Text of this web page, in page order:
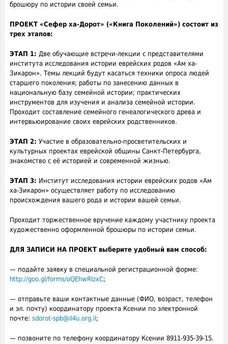
брошюру по истории своей семьи.
ПРОЕКТ «Сефер ха-Дорот» («Книга Поколений») состоит из
трех этапов:
ЭТАП 1: Две обучающие встречи-лекции с представителями
института исследования истории еврейских родов «Ам ха-
Зикарон». Темы лекций будут касаться техники опроса людей
старшего поколения; работы по занесению данных в
национальную базу семейной истории; практических
инструментов для изучения и анализа семейной истории.
Проходит составление семейного генеалогического древа и
интервьюирование своих еврейских родственников.
ЭТАП 2: Участие в образовательно-просветительских и
культурных проектах еврейской общины Санкт-Петербурга,
знакомство с её историей и современной жизнью.
ЭТАП 3: Институт исследования истории еврейских родов «Ам
ха-Зикарон» осуществляет работу по исследованию
происхождения вашего рода и истории вашей семьи.
Проходит торжественное вручение каждому участнику проекта
художественно оформленной брошюры по истории семьи.
ДЛЯ ЗАПИСИ НА ПРОЕКТ выберите удобный вам способ:
— подайте заявку в специальной регистрационной форме:
http://goo.gl/forms/oQEhwRlzxC;
— отправьте ваши контактные данные (ФИО, возраст, телефон
и эл. почту) координатору проекта Ксении по электронной
почте: sdorot-spb@il4u.org.il;
— позвоните по телефону координатору Ксении 8911-935-39-15.